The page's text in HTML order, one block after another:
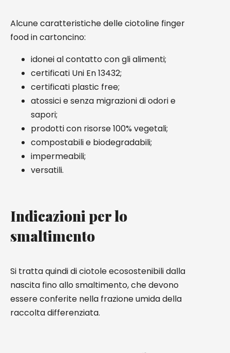
Alcune caratteristiche delle ciotoline finger
food in cartoncino:
idonei al contatto con gli alimenti;
certificati Uni En 13432;
certificati plastic free;
atossici e senza migrazioni di odori e
sapori;
prodotti con risorse 100% vegetali;
compostabili e biodegradabili;
impermeabili;
versatili.
Indicazioni per lo
smaltimento
Si tratta quindi di ciotole ecosostenibili dalla
nascita fino allo smaltimento, che devono
essere conferite nella frazione umida della
raccolta differenziata.